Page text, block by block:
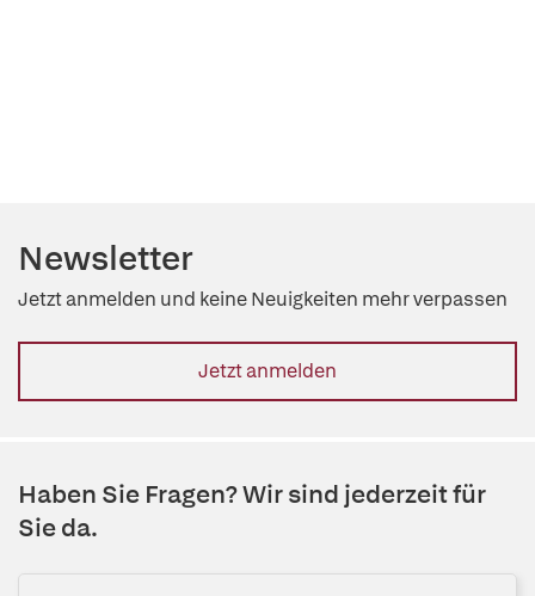
Newsletter
Jetzt anmelden und keine Neuigkeiten mehr verpassen
Jetzt anmelden
Haben Sie Fragen? Wir sind jederzeit für
Sie da.